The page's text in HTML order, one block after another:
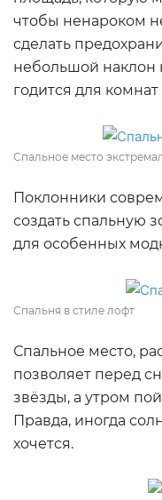
чтобы ненароком
сделать
небольшой наклон
годится для
Спальное место
Поклонники
создать спальную
для особенных
Спальня в стиле лофт
Спальное место,
позволяет перед
звёзды, а утром
Правда, иногда
хочется.